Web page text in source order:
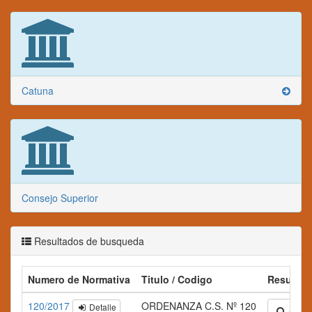
Catuna
Consejo Superior
Resultados de busqueda
Numero de Normativa Titulo / Codigo
Resumen
120/2017
Detalle ORDENANZA C.S. Nº 120